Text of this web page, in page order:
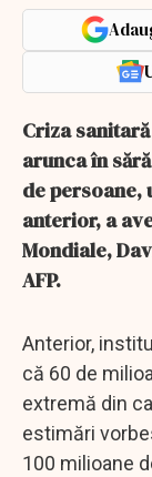
Criza
arunca în
de persoane,
anterior, a
Mondiale,
AFP.
Anterior,
că 60 de
extremă din
estimări
100 milioane